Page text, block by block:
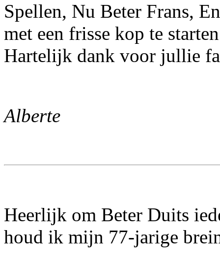
Spellen, Nu Beter Frans,
met een frisse kop te
Hartelijk dank voor jullie
Alberte
Heerlijk om Beter Duits
houd ik mijn 77-jarige